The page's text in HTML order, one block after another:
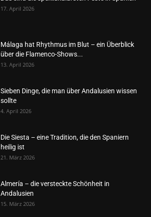
17. April 2026
Málaga hat Rhythmus im Blut – ein Überblick
über die Flamenco-Shows...
13. April 2026
Sieben Dinge, die man über Andalusien wissen
sollte
4. April 2026
Die Siesta – eine Tradition, die den Spaniern
heilig ist
21. März 2026
Almería – die versteckte Schönheit in
Andalusien
15. März 2026